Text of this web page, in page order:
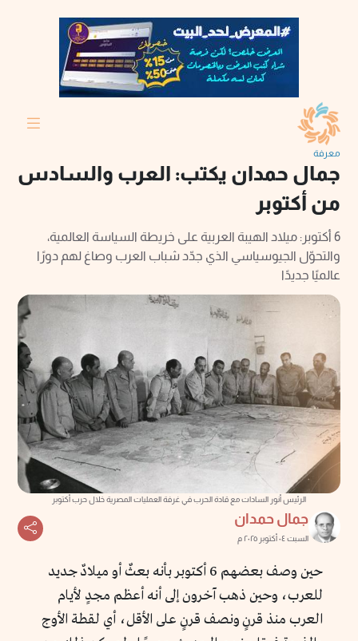
معرفة
جمال حمدان يكتب: العرب والسادس
من أكتوبر
6 أكتوبر: ميلاد الهيبة العربية على خريطة السياسة العالمية،
والتحوّل الجيوسياسي الذي جدّد شباب العرب وصاغ لهم دورًا
عالميًا جديدًا
الرئيس أنور السادات مع قادة الحرب في غرفة العمليات المصرية خلال حرب أكتوبر
جمال حمدان
السبت ٠٤ أكتوبر ٢٠٢٥ م
حين وصف بعضهم 6 أكتوبر بأنه بعثٌ أو ميلادٌ جديد
للعرب، وحين ذهب آخرون إلى أنه أعظم مجدٍ لأيام
العرب منذ قرنٍ ونصف قرنٍ على الأقل، أي لقطة الأوج